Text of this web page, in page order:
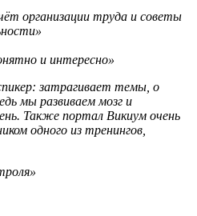
организации труда и советы
и интересно»
затрагивает темы, о
мы развиваем мозг и
Также портал Викиум очень
одного из тренингов,